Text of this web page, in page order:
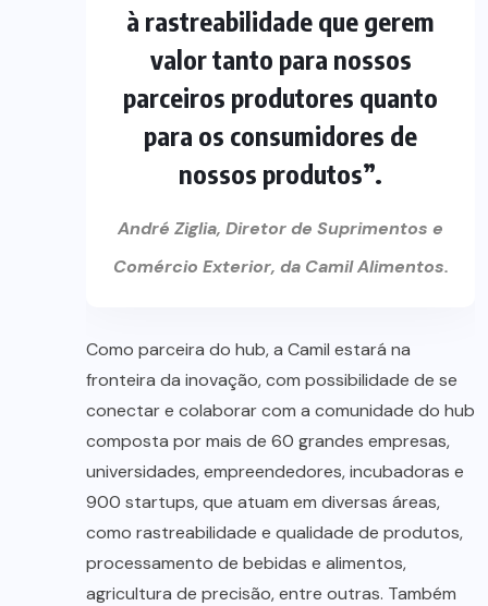
à rastreabilidade que gerem
valor tanto para nossos
parceiros produtores quanto
para os consumidores de
nossos produtos”.
André Ziglia, Diretor de Suprimentos e
Comércio Exterior, da Camil Alimentos.
Como parceira do hub, a Camil estará na
fronteira da inovação, com possibilidade de se
conectar e colaborar com a comunidade do hub
composta por mais de 60 grandes empresas,
universidades, empreendedores, incubadoras e
900 startups, que atuam em diversas áreas,
como rastreabilidade e qualidade de produtos,
processamento de bebidas e alimentos,
agricultura de precisão, entre outras. Também